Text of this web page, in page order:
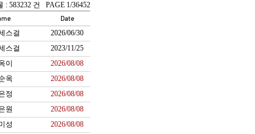
: 583232 건 PAGE 1/36452
스걸
2026/06/30
스걸
2023/11/25
이
2026/08/08
옥
2026/08/08
정
2026/08/08
원
2026/08/08
성
2026/08/08